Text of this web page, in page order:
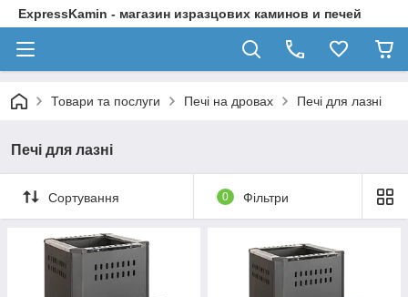
ExpressKamin - магазин изразцових каминов и печей
Товари та послуги Печі на дровах Печі для лазні
Печі для лазні
Сортування 0 Фільтри